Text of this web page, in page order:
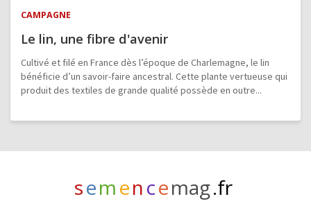
CAMPAGNE
Le lin, une fibre d'avenir
Cultivé et filé en France dès l’époque de Charlemagne, le lin
bénéficie d’un savoir-faire ancestral. Cette plante vertueuse qui
produit des textiles de grande qualité possède en outre...
semencemag.fr